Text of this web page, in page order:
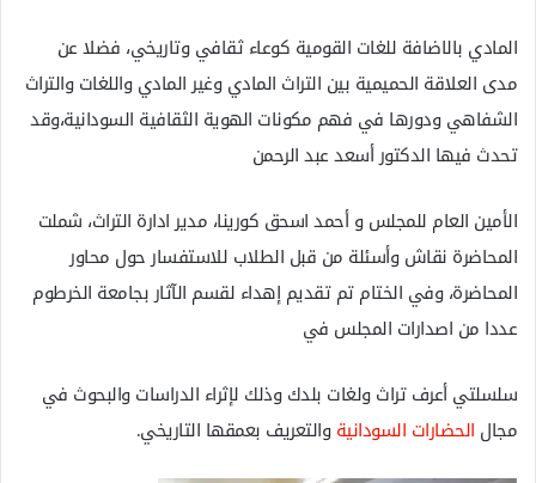
المادي بالاضافة للغات القومية كوعاء ثقافي وتاريخي، فضلا عن
مدى العلاقة الحميمية بين التراث المادي وغير المادي واللغات والتراث
الشفاهي ودورها في فهم مكونات الهوية الثقافية السودانية،وقد
تحدث فيها الدكتور أسعد عبد الرحمن
الأمين العام للمجلس و أحمد اسحق كورينا، مدير ادارة التراث، شملت
المحاضرة نقاش وأسئلة من قبل الطلاب للاستفسار حول محاور
المحاضرة، وفي الختام تم تقديم إهداء لقسم الآثار بجامعة الخرطوم
عددا من اصدارات المجلس في
سلسلتي أعرف تراث ولغات بلدك وذلك لإثراء الدراسات والبحوث في
مجال الحضارات السودانيةوالتعريف بعمقها التاريخي.